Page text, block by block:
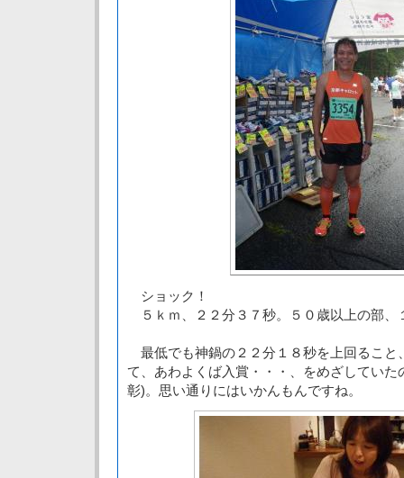
ショック！
５ｋｍ、２２分３７秒。５０歳以上の部、
最低でも神鍋の２２分１８秒を上回ること
て、あわよくば入賞・・・、をめざしていた
彰)。思い通りにはいかんもんですね。